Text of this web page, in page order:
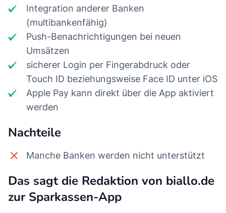
Integration anderer Banken
(multibankenfähig)
Push-Benachrichtigungen bei neuen
Umsätzen
sicherer Login per Fingerabdruck oder
Touch ID beziehungsweise Face ID unter iOS
Apple Pay kann direkt über die App aktiviert
werden
Nachteile
Manche Banken werden nicht unterstützt
Das sagt die Redaktion von biallo.de
zur Sparkassen-App